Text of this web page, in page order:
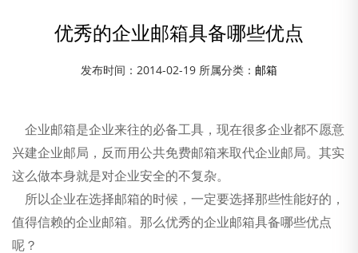
资讯中心
邮箱
优秀的企业邮箱具备哪些优点
发布时间：2014-02-19 所属分类： 邮箱
企业邮箱是企业来往的必备工具，现在很多企业都不愿意
兴建企业邮局，反而用公共免费邮箱来取代企业邮局。其实
这么做本身就是对企业安全的不复杂。
所以企业在选择邮箱的时候，一定要选择那些性能好的，
值得信赖的企业邮箱。那么优秀的企业邮箱具备哪些优点
呢？